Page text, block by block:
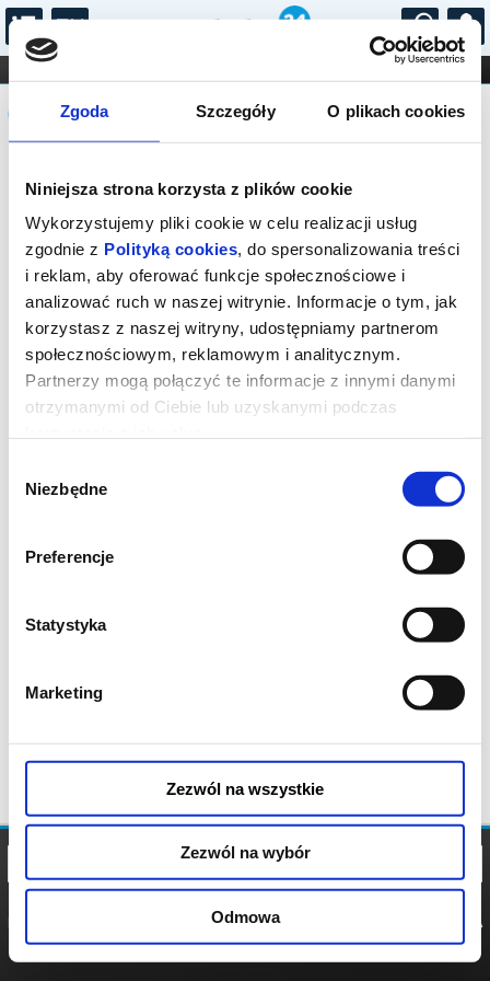
Zgoda Szczegóły O plikach cookies
Niniejsza strona korzysta z plików cookie
Wykorzystujemy pliki cookie w celu realizacji usług
zgodnie z Polityką cookies, do spersonalizowania treści
i reklam, aby oferować funkcje społecznościowe i
analizować ruch w naszej witrynie. Informacje o tym, jak
korzystasz z naszej witryny, udostępniamy partnerom
społecznościowym, reklamowym i analitycznym.
Partnerzy mogą połączyć te informacje z innymi danymi
otrzymanymi od Ciebie lub uzyskanymi podczas
zgody
Niezbędne
Preferencje
Statystyka
Marketing
Zezwól na wszystkie
Zezwól na wybór
Odmowa
...
FILHARMONIA OPERA I BALET
STAND-UP
DLA DZIECI
Komunikat
Sprzedaż on-line została zakończona,
sprawdź dostępność biletów w kasie.
POLITYKA
POLITYKA